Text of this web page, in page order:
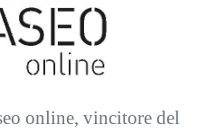
online, vincitore del